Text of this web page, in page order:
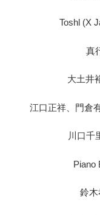
Toshl (X
真
大土井
江口正祥、門倉
川口千
Piano
鈴